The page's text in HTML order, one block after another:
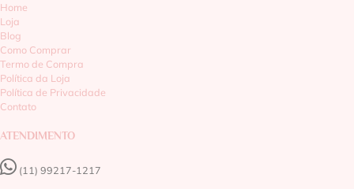
Home
Loja
Blog
Como Comprar
Termo de Compra
Política da Loja
Política de Privacidade
Contato
ATENDIMENTO
(11) 99217-1217‬